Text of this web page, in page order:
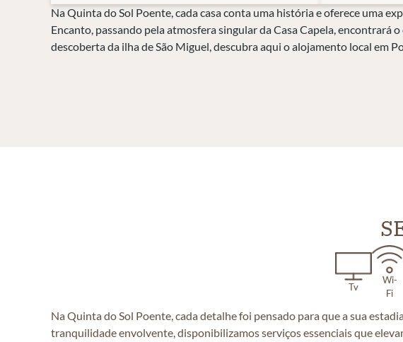
Na Quinta do Sol Poente, cada casa conta uma história e oferece uma
Encanto, passando pela atmosfera singular da Casa Capela, encontrará
descoberta da ilha de São Miguel, descubra aqui o alojamento local em
Tv
Wi-
Fi
Na Quinta do Sol Poente, cada detalhe foi pensado para que a sua
tranquilidade envolvente, disponibilizamos serviços essenciais que